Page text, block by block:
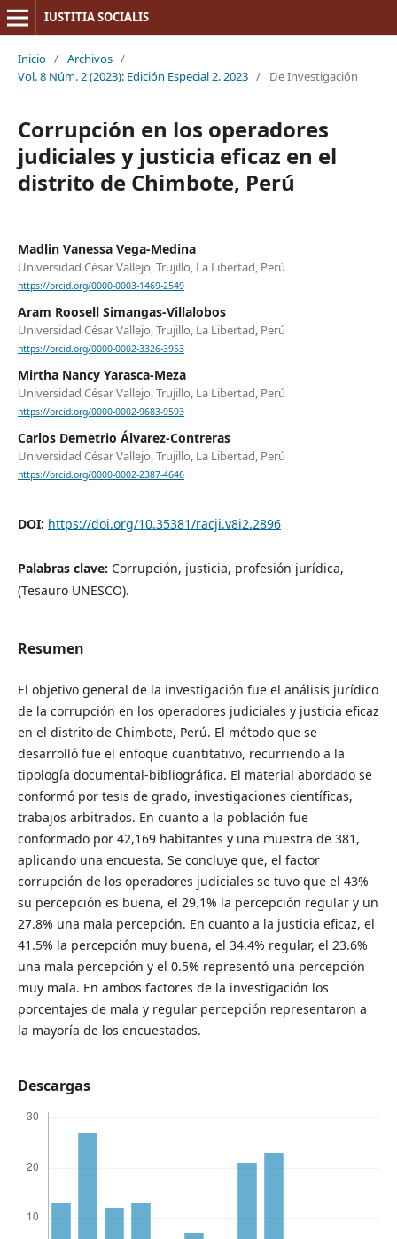
IUSTITIA SOCIALIS
Inicio / Archivos /
Vol. 8 Núm. 2 (2023): Edición Especial 2. 2023 / De Investigación
Corrupción en los operadores
judiciales y justicia eficaz en el
distrito de Chimbote, Perú
Madlin Vanessa Vega-Medina
Universidad César Vallejo, Trujillo, La Libertad, Perú
https://orcid.org/0000-0003-1469-2549
Aram Roosell Simangas-Villalobos
Universidad César Vallejo, Trujillo, La Libertad, Perú
https://orcid.org/0000-0002-3326-3953
Mirtha Nancy Yarasca-Meza
Universidad César Vallejo, Trujillo, La Libertad, Perú
https://orcid.org/0000-0002-9683-9593
Carlos Demetrio Álvarez-Contreras
Universidad César Vallejo, Trujillo, La Libertad, Perú
https://orcid.org/0000-0002-2387-4646
DOI: https://doi.org/10.35381/racji.v8i2.2896
Palabras clave: Corrupción, justicia, profesión jurídica,
(Tesauro UNESCO).
Resumen
El objetivo general de la investigación fue el análisis jurídico
de la corrupción en los operadores judiciales y justicia eficaz
en el distrito de Chimbote, Perú. El método que se
desarrolló fue el enfoque cuantitativo, recurriendo a la
tipología documental-bibliográfica. El material abordado se
conformó por tesis de grado, investigaciones científicas,
trabajos arbitrados. En cuanto a la población fue
conformado por 42,169 habitantes y una muestra de 381,
aplicando una encuesta. Se concluye que, el factor
corrupción de los operadores judiciales se tuvo que el 43%
su percepción es buena, el 29.1% la percepción regular y un
27.8% una mala percepción. En cuanto a la justicia eficaz, el
41.5% la percepción muy buena, el 34.4% regular, el 23.6%
una mala percepción y el 0.5% representó una percepción
muy mala. En ambos factores de la investigación los
porcentajes de mala y regular percepción representaron a
la mayoría de los encuestados.
Descargas